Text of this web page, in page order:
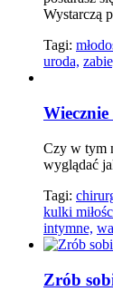
Wystarczą
Tagi:
uroda,
Czy w tym
wyglądać
Tagi:
kulki
intymne,
Zrób